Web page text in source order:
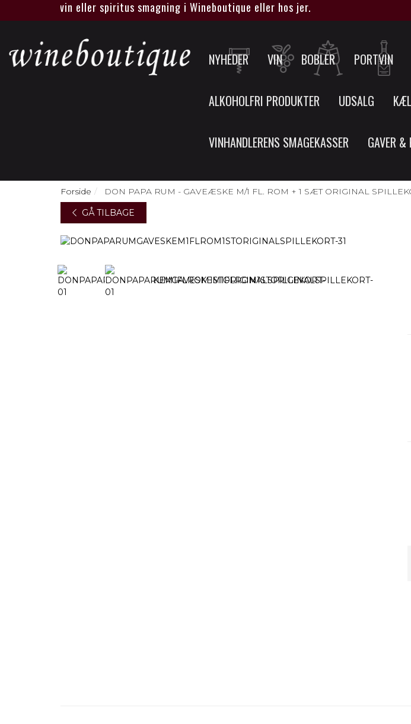
helt egen vin eller spiritus smagning i Wineboutique eller hos jer.
NYHEDER VIN BOBLER PORTVIN
ALKOHOLFRI PRODUKTER UDSALG
VINHANDLERENS SMAGEKASSER GAVER &
Forside
DON PAPA RUM - GAVEÆSKE M/1 FL. ROM + 1 SÆT ORIGINAL
GÅ TILBAGE